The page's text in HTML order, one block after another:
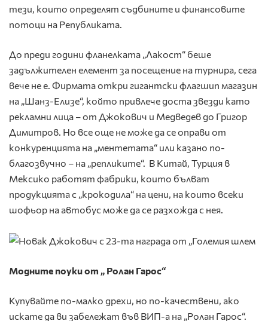
тези, които определят съдбините и финансовите
потоци на Републиката.
До преди години фланелката „Лакост“ беше
задължителен елемент за посещение на турнира, сега
вече не е. Фирмата откри гигантски флагшип магазин
на „Шанз-Елизе“, който привлече доста звезди като
рекламни лица – от Джокович и Медведев до Григор
Димитров. Но все още не може да се оправи от
конкуренцията на „ментетата“ или казано по-
благозвучно – на „репликите“. В Китай, Турция в
Мексико работят фабрики, които бълват
продукцията с „крокодила“ на цени, на които всеки
шофьор на автобус може да се разхожда с нея.
Модните поуки от „ Ролан Гарос“
Купувайте по-малко дрехи, но по-качествени, ако
искате да ви забележат във ВИП-а на „Ролан Гарос“.